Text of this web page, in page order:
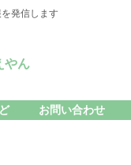
発信します
やん
お問い合わせ